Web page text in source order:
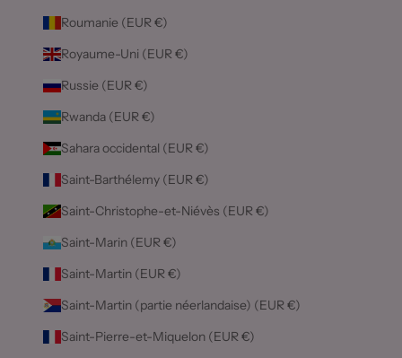
Roumanie (EUR €)
Royaume-Uni (EUR €)
Russie (EUR €)
Rwanda (EUR €)
Sahara occidental (EUR €)
Saint-Barthélemy (EUR €)
Saint-Christophe-et-Niévès (EUR €)
Saint-Marin (EUR €)
Saint-Martin (EUR €)
Saint-Martin (partie néerlandaise) (EUR €)
Saint-Pierre-et-Miquelon (EUR €)